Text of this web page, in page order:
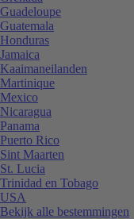
Guadeloupe
Guatemala
Honduras
Jamaica
Kaaimaneilanden
Martinique
Mexico
Nicaragua
Panama
Puerto Rico
Sint Maarten
St. Lucia
Trinidad en Tobago
USA
Bekijk alle bestemmingen